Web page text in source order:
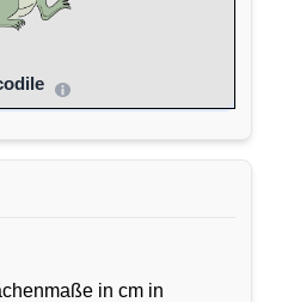
in cm in